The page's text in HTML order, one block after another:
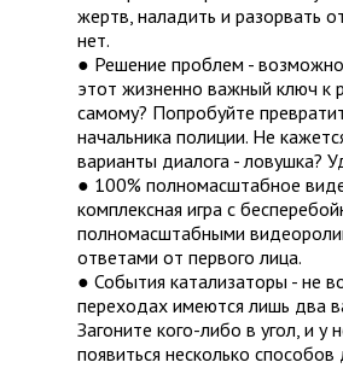
жертв, наладить и разорвать
нет.
● Решение проблем -
этот жизненно важный ключ к
самому? Попробуйте
начальника полиции. Не
варианты диалога - ловушка?
● 100% полномасштабное
комплексная игра с
полномасштабными
ответами от первого лица.
● События катализаторы - не
переходах имеются лишь два
Загоните кого-либо в угол, и у
появиться несколько способов